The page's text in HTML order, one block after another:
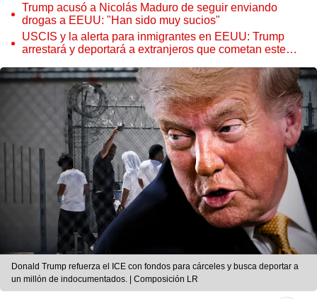
Trump acusó a Nicolás Maduro de seguir enviando
drogas a EEUU: "Han sido muy sucios"
USCIS y la alerta para inmigrantes en EEUU: Trump
arrestará y deportará a extranjeros que cometan este
Donald Trump refuerza el ICE con fondos para cárceles y busca deportar a
un millón de indocumentados. | Composición LR